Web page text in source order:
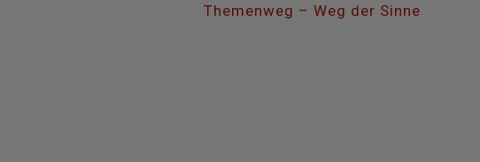
Themenweg – Weg der Sinne